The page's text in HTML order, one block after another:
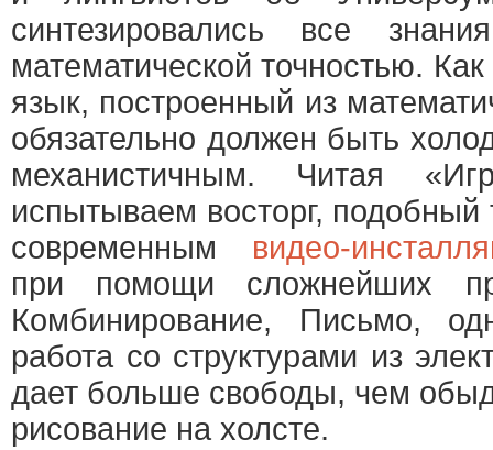
синтезировались все
математической точностью. Как
язык, построенный из
обязательно должен быть
механистичным. Читая
испытываем восторг, подобный
современным видео-
при помощи сложнейших
Комбинирование, Письмо,
работа со структурами из
дает больше свободы, чем
рисование на холсте.